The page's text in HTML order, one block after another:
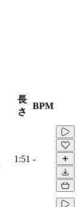
長
さ
BPM
1:51 -